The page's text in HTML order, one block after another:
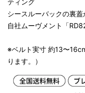
シースルーバックの裏
自社ムーヴメント「
※ベルト実寸 約13〜
ります。）